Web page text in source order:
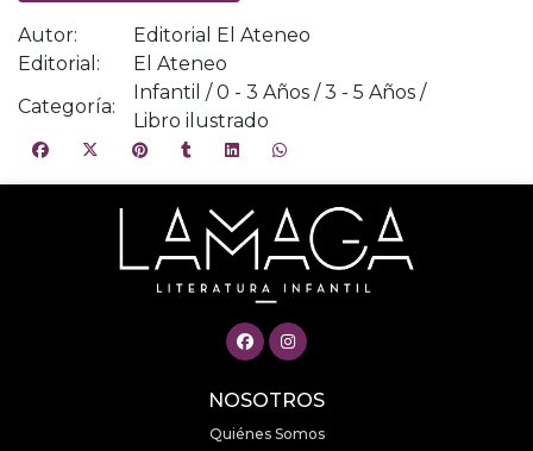
Autor:
Editorial El Ateneo
Editorial:
El Ateneo
Categoría:
Infantil / 0 - 3 Años / 3 - 5 Años /
Libro ilustrado
NOSOTROS
Quiénes Somos